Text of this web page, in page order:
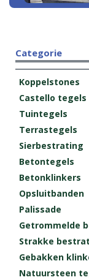
Categorie
Koppelstones
Castello tegels
Tuintegels
Terrastegels
Sierbestrating
Betontegels
Betonklinkers
Opsluitbanden
Palissade
Getrommelde
Strakke
Gebakken
Natuursteen